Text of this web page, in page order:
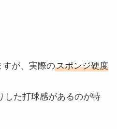
すが、実際のスポンジ硬度
した打球感があるのが特